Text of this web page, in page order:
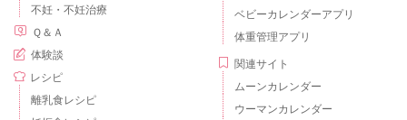
不妊・不妊治療
Ｑ＆Ａ
体験談
レシピ
離乳食レシピ
ベビーカレンダーアプリ
体重管理アプリ
関連サイト
ムーンカレンダー
ウーマンカレンダー